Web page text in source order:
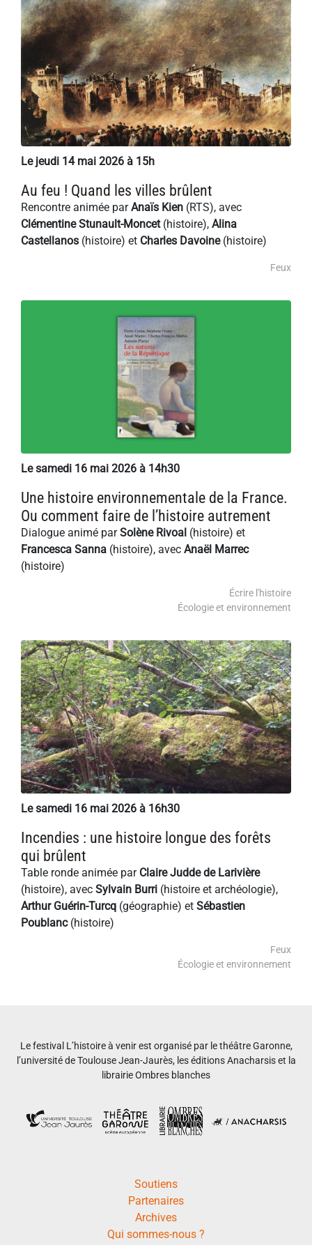
Le jeudi 14 mai 2026 à 15h
Au feu ! Quand les villes brûlent
Rencontre animée parAnaïs Kien (RTS), avec
Clémentine Stunault-Moncet(histoire), Alina
Castellanos (histoire) et Charles Davoine(histoire)
Feux
Le samedi 16 mai 2026 à 14h30
Une histoire environnementale de la France.
Ou comment faire de l’histoire autrement
Dialogue animé parSolène Rivoal (histoire) et
Francesca Sanna (histoire), avec Anaël Marrec
(histoire)
Écrire l'histoire
Écologie et environnement
Le samedi 16 mai 2026 à 16h30
Incendies : une histoire longue des forêts
qui brûlent
Table ronde animée par Claire Judde de Larivière
(histoire), avec Sylvain Burri (histoire et archéologie),
Arthur Guérin-Turcq (géographie) et Sébastien
Poublanc(histoire)
Feux
Écologie et environnement
Le festival L’histoire à venir est organisé par le théâtre Garonne,
l’université de Toulouse Jean-Jaurès, les éditions Anacharsis et la
librairie Ombres blanches
Soutiens
Partenaires
Archives
Qui sommes-nous ?